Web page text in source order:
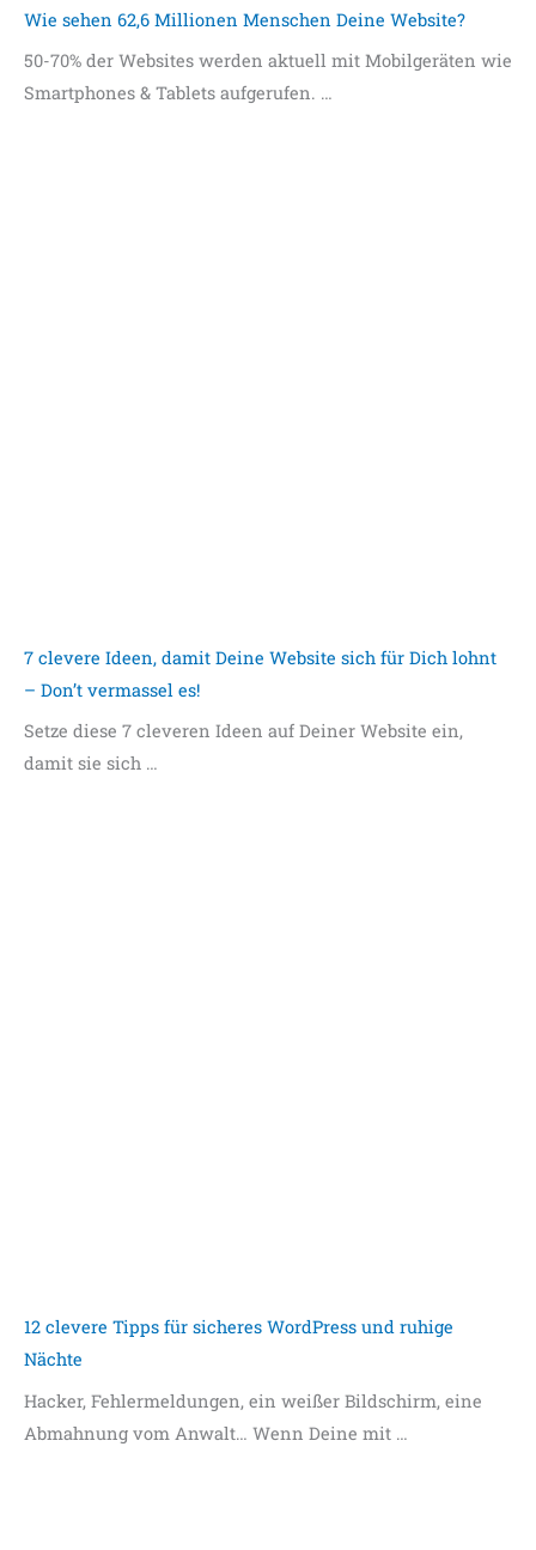
Wie sehen 62,6 Millionen Menschen Deine Website?
50-70% der Websites werden aktuell mit Mobilgeräten wie
Smartphones & Tablets aufgerufen. …
7 clevere Ideen, damit Deine Website sich für Dich lohnt
– Don’t vermassel es!
Setze diese 7 cleveren Ideen auf Deiner Website ein,
damit sie sich …
12 clevere Tipps für sicheres WordPress und ruhige
Nächte
Hacker, Fehlermeldungen, ein weißer Bildschirm, eine
Abmahnung vom Anwalt… Wenn Deine mit …